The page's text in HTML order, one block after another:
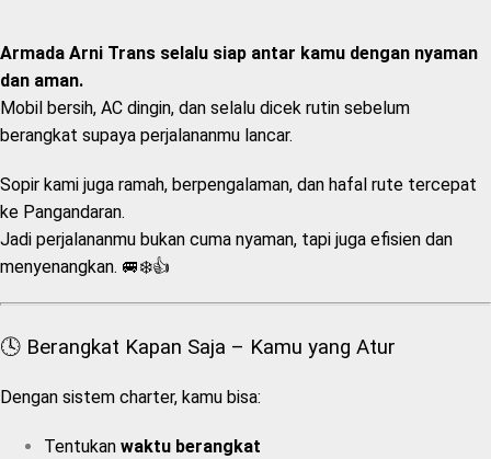
Armada Arni Trans selalu siap antar kamu dengan nyaman
dan aman.
Mobil bersih, AC dingin, dan selalu dicek rutin sebelum
berangkat supaya perjalananmu lancar.
Sopir kami juga ramah, berpengalaman, dan hafal rute tercepat
ke Pangandaran.
Jadi perjalananmu bukan cuma nyaman, tapi juga efisien dan
menyenangkan. 🚐❄️👍
🕓 Berangkat Kapan Saja – Kamu yang Atur
Dengan sistem charter, kamu bisa:
Tentukan waktu berangkat